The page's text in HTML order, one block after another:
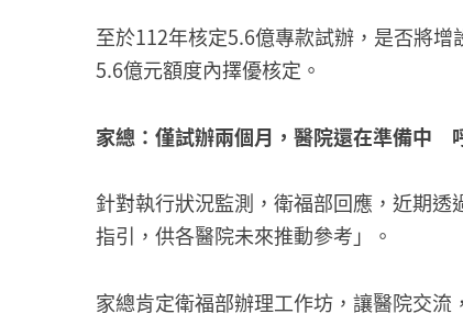
至於112年核定5.6億專款試辦，是否將
5.6億元額度內擇優核定。
家總：僅試辦兩個月，醫院還在準備中
針對執行狀況監測，衛福部回應，近期
指引，供各醫院未來推動參考」。
家總肯定衛福部辦理工作坊，讓醫院交